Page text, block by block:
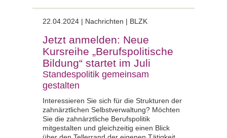
22.04.2024 | Nachrichten | BLZK
Jetzt anmelden: Neue
Kursreihe „Berufspolitische
Bildung“ startet im Juli
Standespolitik gemeinsam
gestalten
Interessieren Sie sich für die Strukturen der
zahnärztlichen Selbstverwaltung? Möchten
Sie die zahnärztliche Berufspolitik
mitgestalten und gleichzeitig einen Blick